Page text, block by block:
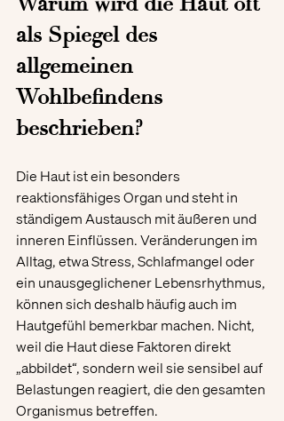
als Spiegel des
allgemeinen
Wohlbefindens
beschrieben?
Die Haut ist ein besonders
reaktionsfähiges Organ und steht in
ständigem Austausch mit äußeren und
inneren Einflüssen. Veränderungen im
Alltag, etwa Stress, Schlafmangel oder
ein unausgeglichener Lebensrhythmus,
können sich deshalb häufig auch im
Hautgefühl bemerkbar machen. Nicht,
weil die Haut diese Faktoren direkt
„abbildet“, sondern weil sie sensibel auf
Belastungen reagiert, die den gesamten
Organismus betreffen.